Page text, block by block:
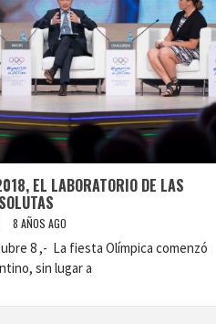
EL LABORATORIO DE LAS
8 AÑOS AGO
8 ,- La fiesta Olímpica comenzó
sin lugar a